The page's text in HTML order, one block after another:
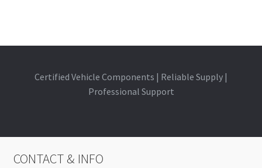
Certified Vehicle Components | Reliable Supply |
Professional Support
CONTACT & INFO